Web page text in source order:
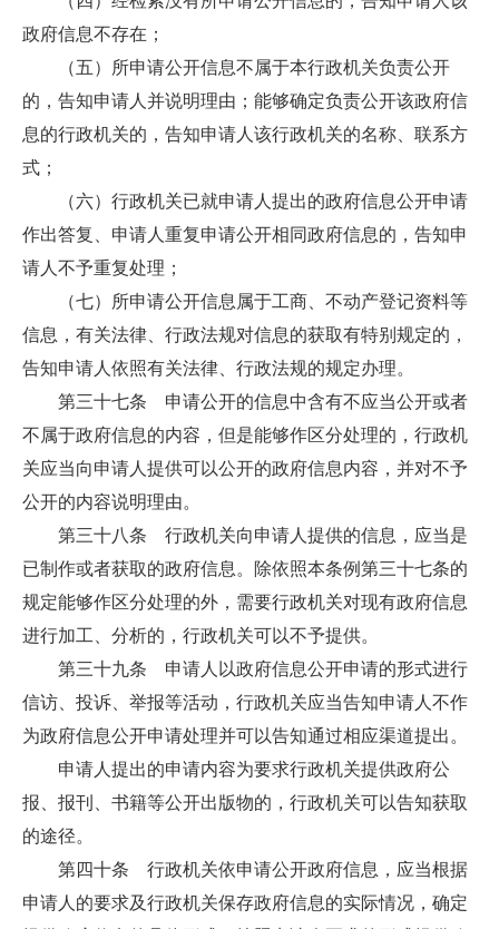
政府信息不存在；
（五）所申请公开信息不属于本行政机关负责公开
的，告知申请人并说明理由；能够确定负责公开该政府信
息的行政机关的，告知申请人该行政机关的名称、联系方
式；
（六）行政机关已就申请人提出的政府信息公开申请
作出答复、申请人重复申请公开相同政府信息的，告知申
请人不予重复处理；
（七）所申请公开信息属于工商、不动产登记资料等
信息，有关法律、行政法规对信息的获取有特别规定的，
告知申请人依照有关法律、行政法规的规定办理。
第三十七条 申请公开的信息中含有不应当公开或者
不属于政府信息的内容，但是能够作区分处理的，行政机
关应当向申请人提供可以公开的政府信息内容，并对不予
公开的内容说明理由。
第三十八条 行政机关向申请人提供的信息，应当是
已制作或者获取的政府信息。除依照本条例第三十七条的
规定能够作区分处理的外，需要行政机关对现有政府信息
进行加工、分析的，行政机关可以不予提供。
第三十九条 申请人以政府信息公开申请的形式进行
信访、投诉、举报等活动，行政机关应当告知申请人不作
为政府信息公开申请处理并可以告知通过相应渠道提出。
申请人提出的申请内容为要求行政机关提供政府公
报、报刊、书籍等公开出版物的，行政机关可以告知获取
的途径。
第四十条 行政机关依申请公开政府信息，应当根据
申请人的要求及行政机关保存政府信息的实际情况，确定